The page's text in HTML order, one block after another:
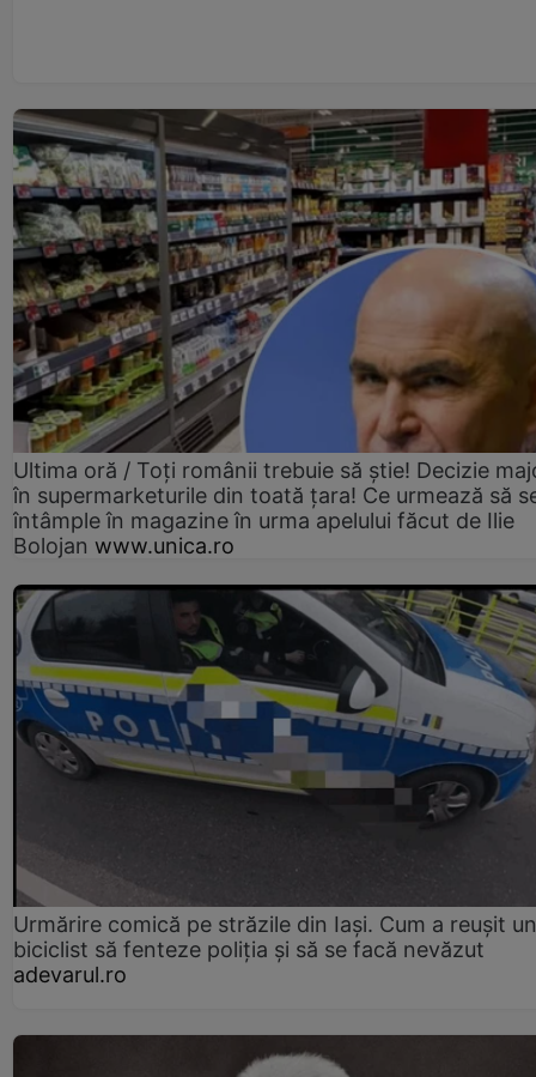
Ultima oră / Toți românii trebuie să știe! Decizie
în supermarketurile din toată țara! Ce urmează să
întâmple în magazine în urma apelului făcut de Ilie
Bolojan www.unica.ro
Urmărire comică pe străzile din Iași. Cum a reușit un
biciclist să fenteze poliția și să se facă nevăzut
adevarul.ro